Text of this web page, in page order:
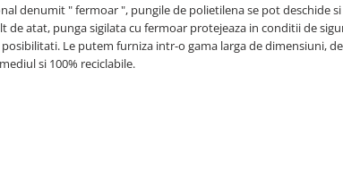
denumit " fermoar ", pungile de polietilena se pot deschide
de atat, punga sigilata cu fermoar protejeaza in conditii de
Le putem furniza intr-o gama larga de dimensiuni,
si 100% reciclabile.